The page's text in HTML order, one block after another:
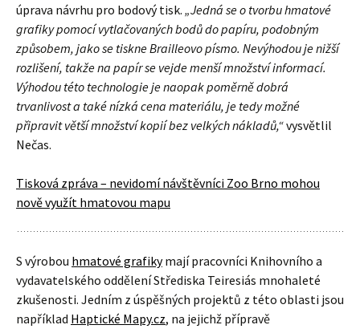
úprava návrhu pro bodový tisk. „Jedná se o tvorbu hmatové
grafiky pomocí vytlačovaných bodů do papíru, podobným
způsobem, jako se tiskne Brailleovo písmo. Nevýhodou je nižší
rozlišení, takže na papír se vejde menší množství informací.
Výhodou této technologie je naopak poměrně dobrá
trvanlivost a také nízká cena materiálu, je tedy možné
připravit větší množství kopií bez velkých nákladů,“vysvětlil
Nečas.
Tisková zpráva – nevidomí návštěvníci Zoo Brno mohou
nově využít hmatovou mapu
S výrobou hmatové grafikymají pracovníci Knihovního a
vydavatelského oddělení Střediska Teiresiás mnohaleté
zkušenosti. Jedním z úspěšných projektů z této oblasti jsou
například Haptické Mapy.cz, na jejichž přípravě